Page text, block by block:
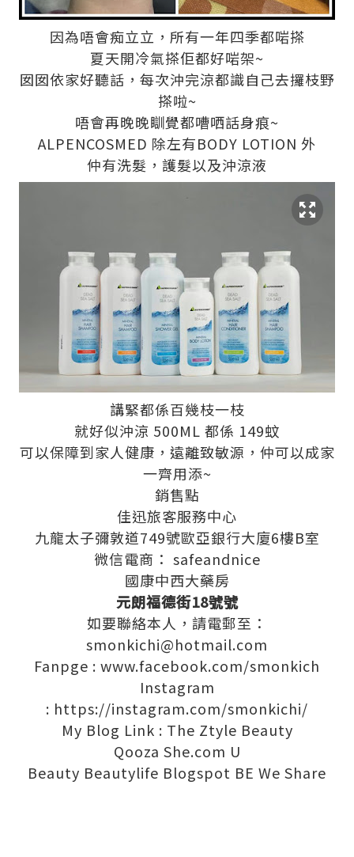
因為唔會痴立立，所有一年四季都啱搽
夏天開冷氣搽佢都好啱架~
囡囡依家好聽話，每次沖完涼都識自己去攞枝野
搽啦~
唔會再晚晚瞓覺都嘈哂話身痕~
ALPENCOSMED 除左有BODY LOTION 外
仲有洗髮，護髮以及沖涼液
講緊都係百幾枝一枝
就好似沖涼 500ML 都係 149蚊
可以保障到家人健康，遠離致敏源，仲可以成家
一齊用添~
銷售點
佳迅旅客服務中心
九龍太子彌敦道749號歐亞銀行大廈6樓B室
微信電商： safeandnice
國康中西大藥房
元朗福德街18號號
如要聯絡本人，請電郵至：
smonkichi@hotmail.com
Fanpge : www.facebook.com/smonkich
Instagram
: https://instagram.com/smonkichi/
My Blog Link : The Ztyle Beauty
Qooza She.com U
Beauty Beautylife Blogspot BE We Share